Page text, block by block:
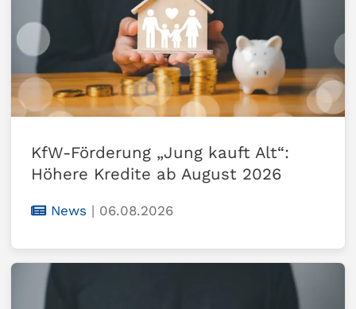
KfW-Förderung „Jung kauft Alt“:
Höhere Kredite ab August 2026
News | 06.08.2026